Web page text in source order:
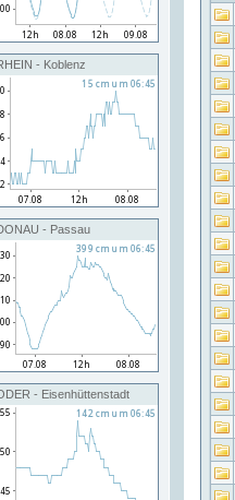
- Koblenz
- Passau
- Eisenhüttenstadt